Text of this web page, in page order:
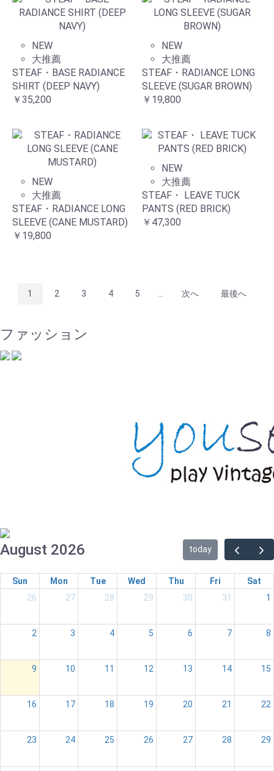
NEW
大推薦
STEAF・BASE RADIANCE
SHIRT (DEEP NAVY)
￥35,200
NEW
大推薦
STEAF・RADIANCE LONG
SLEEVE (SUGAR BROWN)
￥19,800
NEW
大推薦
STEAF・RADIANCE LONG
SLEEVE (CANE MUSTARD)
￥19,800
NEW
大推薦
STEAF・ LEAVE TUCK
PANTS (RED BRICK)
￥47,300
1 2 3 4 5 次へ 最後へ
ファッション
August 2026 today
Sun Mon Tue Wed Thu Fri
Sat
26
27 28 29 30 31 1
2 3 4 5 6 7 8
9 10 11 12 13 14 15
16 17 18 19 20 21 22
23 24 25 26 27 28 29